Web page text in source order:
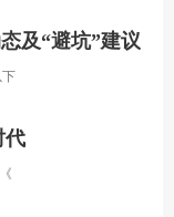
及“避坑”建议
下
代